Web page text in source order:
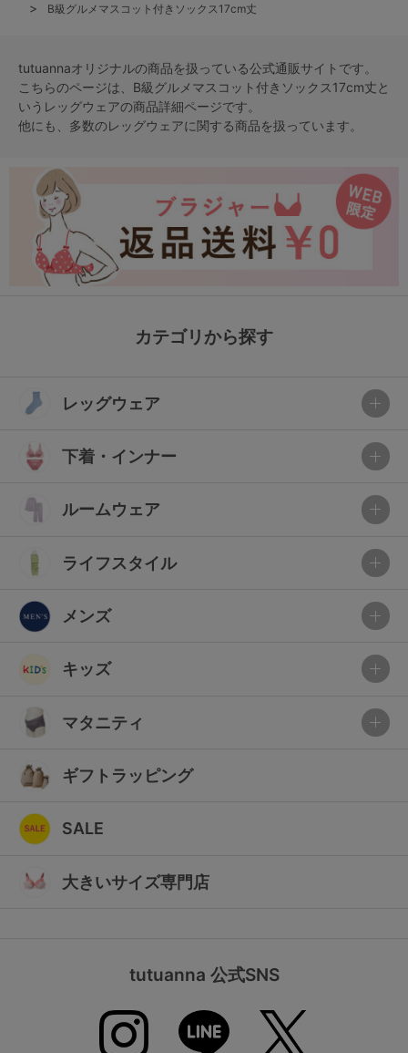
B級グルメマスコット付きソックス17cm丈
tutuannaオリジナルの商品を扱っている公式通販サイトです。
こちらのページは、B級グルメマスコット付きソックス17cm丈と
いう レッグウェアの商品詳細ページです。
他にも、多数のレッグウェアに関する商品を扱っています。
カテゴリから探す
レッグウェア
下着・インナー
ルームウェア
ライフスタイル
メンズ
キッズ
マタニティ
ギフトラッピング
SALE
大きいサイズ専門店
tutuanna 公式SNS